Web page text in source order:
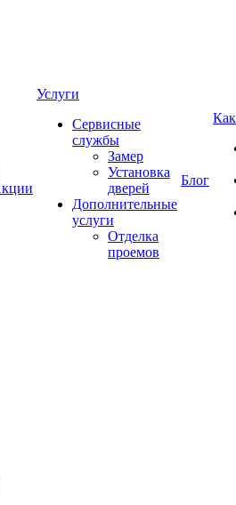
Услуги
Сервисные
службы
Замер
Установка
дверей
Дополнительные
услуги
Отделка
проемов
Блог